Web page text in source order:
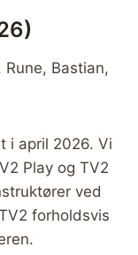
i april 2026. Vi
Play og TV2
ved
forholdsvis